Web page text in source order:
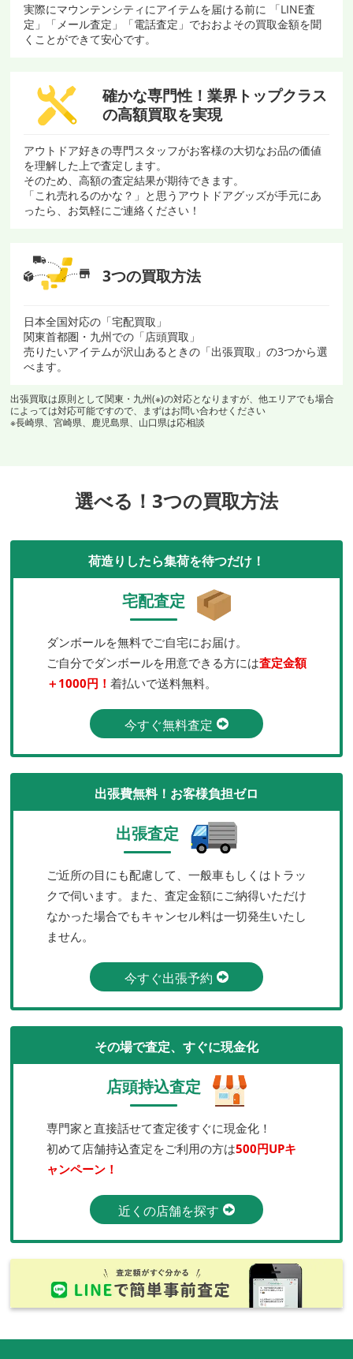
実際にマウンテンシティにアイテムを届ける前に 「LINE査
定」「メール査定」「電話査定」でおおよその買取金額を聞
くことができて安心です。
確かな専門性！ 業界トップクラス
の高額買取を実現
アウトドア好きの専門スタッフがお客様の大切なお品の価値
を理解した上で査定します。
そのため、高額の査定結果が期待できます。
「これ売れるのかな？」と思うアウトドアグッズが手元にあ
ったら、お気軽にご連絡ください！
3つの買取方法
日本全国対応の「宅配買取」
関東首都圏・九州での「店頭買取」
売りたいアイテムが沢山あるときの「出張買取」の3つから選
べます。
出張買取は原則として関東・九州(※)の対応となりますが、他エリアでも場合
によっては対応可能ですので、まずはお問い合わせください
※長崎県、宮崎県、鹿児島県、山口県は応相談
選べる！3つの買取方法
荷造りしたら集荷を待つだけ！
宅配査定
ダンボールを無料でご自宅にお届け。
ご自分でダンボールを用意できる方には査定金額
＋1000円！ 着払いで送料無料。
今すぐ無料査定
出張費無料！お客様負担ゼロ
出張査定
ご近所の目にも配慮して、一般車もしくはトラッ
クで伺います。また、査定金額にご納得いただけ
なかった場合でもキャンセル料は一切発生いたし
ません。
今すぐ出張予約
その場で査定、すぐに現金化
店頭持込査定
専門家と直接話せて査定後すぐに現金化！
初めて店舗持込査定をご利用の方は500円UPキ
ャンペーン！
近くの店舗を探す